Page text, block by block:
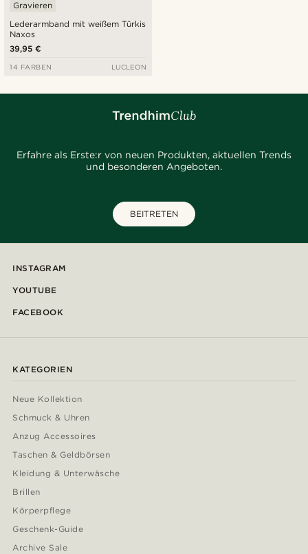
Lederarmband mit weißem Türkis
Naxos
Gravieren
39,95 €
14 FARBEN LUCLEON
Erfahre als Erste:r von neuen Produkten, aktuellen Trends
und besonderen Angeboten.
BEITRETEN
INSTAGRAM
YOUTUBE
FACEBOOK
KATEGORIEN
Neue Kollektion
Schmuck & Uhren
Anzug Accessoires
Taschen & Geldbörsen
Kleidung & Unterwäsche
Brillen
Körperpflege
Geschenk-Guide
Archive Sale